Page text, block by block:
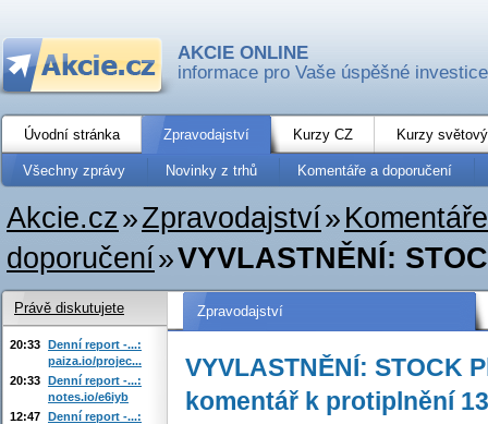
AKCIE ONLINE
informace pro Vaše úspěšné investice
Úvodní stránka Zpravodajství Kurzy CZ Kurzy
Všechny zprávy Novinky z trhů Komentáře a doporučení
Akcie.cz»Zpravodajství»
doporučení»VYVLASTNĚNÍ:
Zpravodajství
VYVLASTNĚNÍ: STOCK
komentář k protiplnění
Právě diskutujete
20:33 Denní report -...:
paiza.io/projec...
20:33 Denní report -...:
notes.io/e6iyb
12:47 Denní report -...: